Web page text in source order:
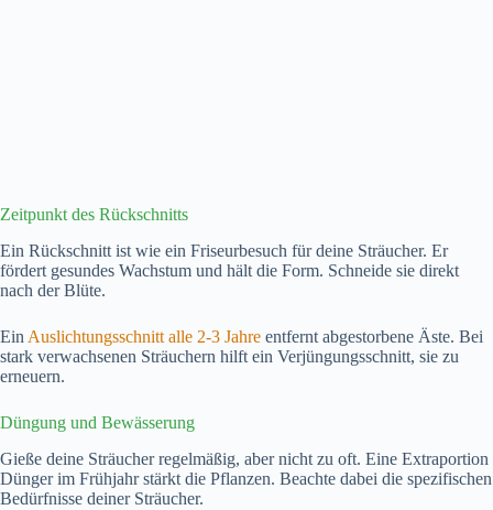
Zeitpunkt des Rückschnitts
Ein Rückschnitt ist wie ein Friseurbesuch für deine Sträucher. Er
fördert gesundes Wachstum und hält die Form. Schneide sie direkt
nach der Blüte.
Ein Auslichtungsschnitt alle 2-3 Jahre entfernt abgestorbene Äste. Bei
stark verwachsenen Sträuchern hilft ein Verjüngungsschnitt, sie zu
erneuern.
Düngung und Bewässerung
Gieße deine Sträucher regelmäßig, aber nicht zu oft. Eine Extraportion
Dünger im Frühjahr stärkt die Pflanzen. Beachte dabei die spezifischen
Bedürfnisse deiner Sträucher.